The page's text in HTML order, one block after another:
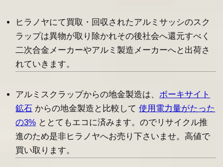
ヒラノヤにて買取・回収されたアルミサッシのスク
ラップは異物が取り除かれその後社会へ還元すべく
二次合金メーカーやアルミ製造メーカーへと出荷さ
れていきます。
アルミスクラップからの地金製造は、 ボーキサイト
鉱石 からの地金製造と比較して使用電力量がたった
の3% ととてもエコに済みます。のでリサイクル推
進のため是非ヒラノヤへお売り下さいませ。高値で
買い取ります。